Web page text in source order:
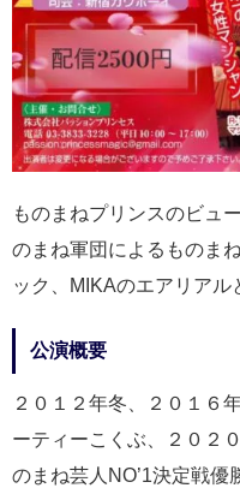
ものまねプリンスのビュ
のまね軍団によるものま
ック、MIKAのエアリア
公演概要
２０１２年冬、２０１６
ーティーこくぶ、２０２
のまね芸人NO’1決定戦優